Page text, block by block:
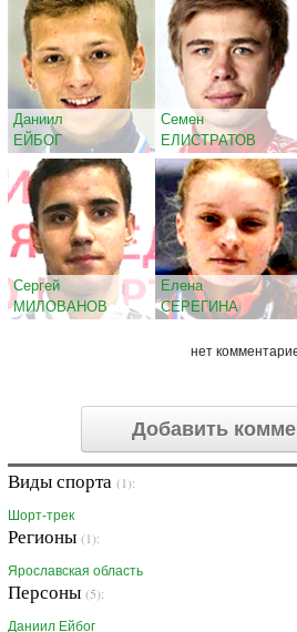
Даниил
ЕЙБОГ
Семен
ЕЛИСТРАТОВ
Сергей
МИЛОВАНОВ
Елена
СЕРЕГИНА
нет
Добавить
Виды спорта (1):
Шорт-трек
Регионы (1):
Ярославская область
Персоны (5):
Даниил Ейбог